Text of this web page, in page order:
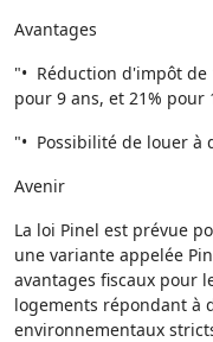
Avantages
"• Réduction d'impôt de
pour 9 ans, et 21% pour
"• Possibilité de louer à
Avenir
La loi Pinel est prévue
une variante appelée
avantages fiscaux pour
logements répondant à
environnementaux